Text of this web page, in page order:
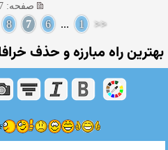
صفحه: 7 / 35
<<
1
...
6
7
8
بهترین راه مبارزه و حذف